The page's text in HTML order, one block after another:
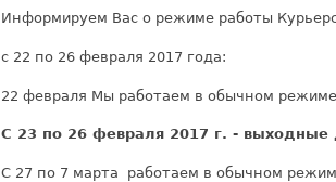
Информируем Вас о режиме работы
с 22 по 26 февраля 2017 года:
22 февраля Мы работаем в обычном режиме
С 23 по 26 февраля 2017 г. - выходные
С 27 по 7 марта работаем в обычном